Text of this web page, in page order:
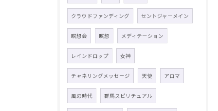
クラウドファンディング セントジャーメイン
瞑想会 瞑想 メディテーション
レインドロップ 女神
チャネリングメッセージ 天使 アロマ
風の時代 群馬スピリチュアル